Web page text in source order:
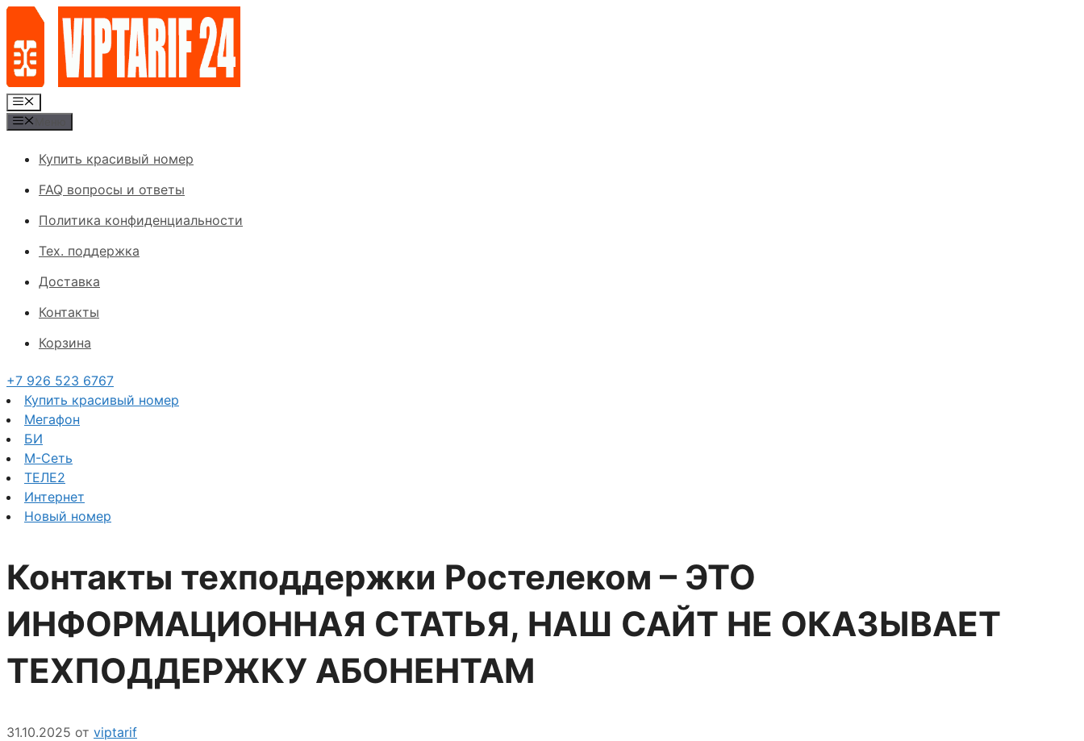
Перейти
содержимому
Меню
Купить красивый номер
FAQ вопросы и ответы
Политика конфиденциальности
Тех. поддержка
Доставка
Контакты
Корзина
+7 926 523 6767
Купить красивый номер
Мегафон
БИ
М-Сеть
ТЕЛЕ2
Интернет
Новый номер
Контакты техподдержки Ростелеком – ЭТО
ИНФОРМАЦИОННАЯ СТАТЬЯ, НАШ САЙТ НЕ ОКАЗЫВАЕТ
ТЕХПОДДЕРЖКУ АБОНЕНТАМ
31.10.2025 от viptarif